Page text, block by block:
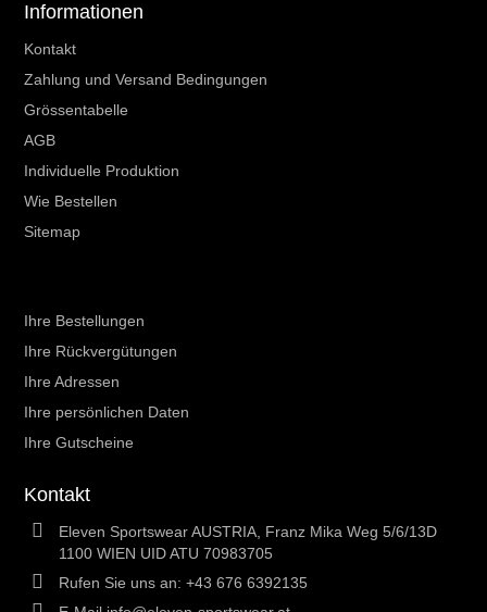
Informationen
Kontakt
Zahlung und Versand Bedingungen
Grössentabelle
AGB
Individuelle Produktion
Wie Bestellen
Sitemap
Ihre Bestellungen
Ihre Rückvergütungen
Ihre Adressen
Ihre persönlichen Daten
Ihre Gutscheine
Kontakt
Eleven Sportswear AUSTRIA, Franz Mika Weg 5/6/13D
1100 WIEN UID ATU 70983705
Rufen Sie uns an: +43 676 6392135